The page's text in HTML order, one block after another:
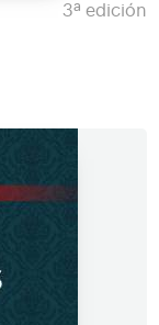
3ª edición